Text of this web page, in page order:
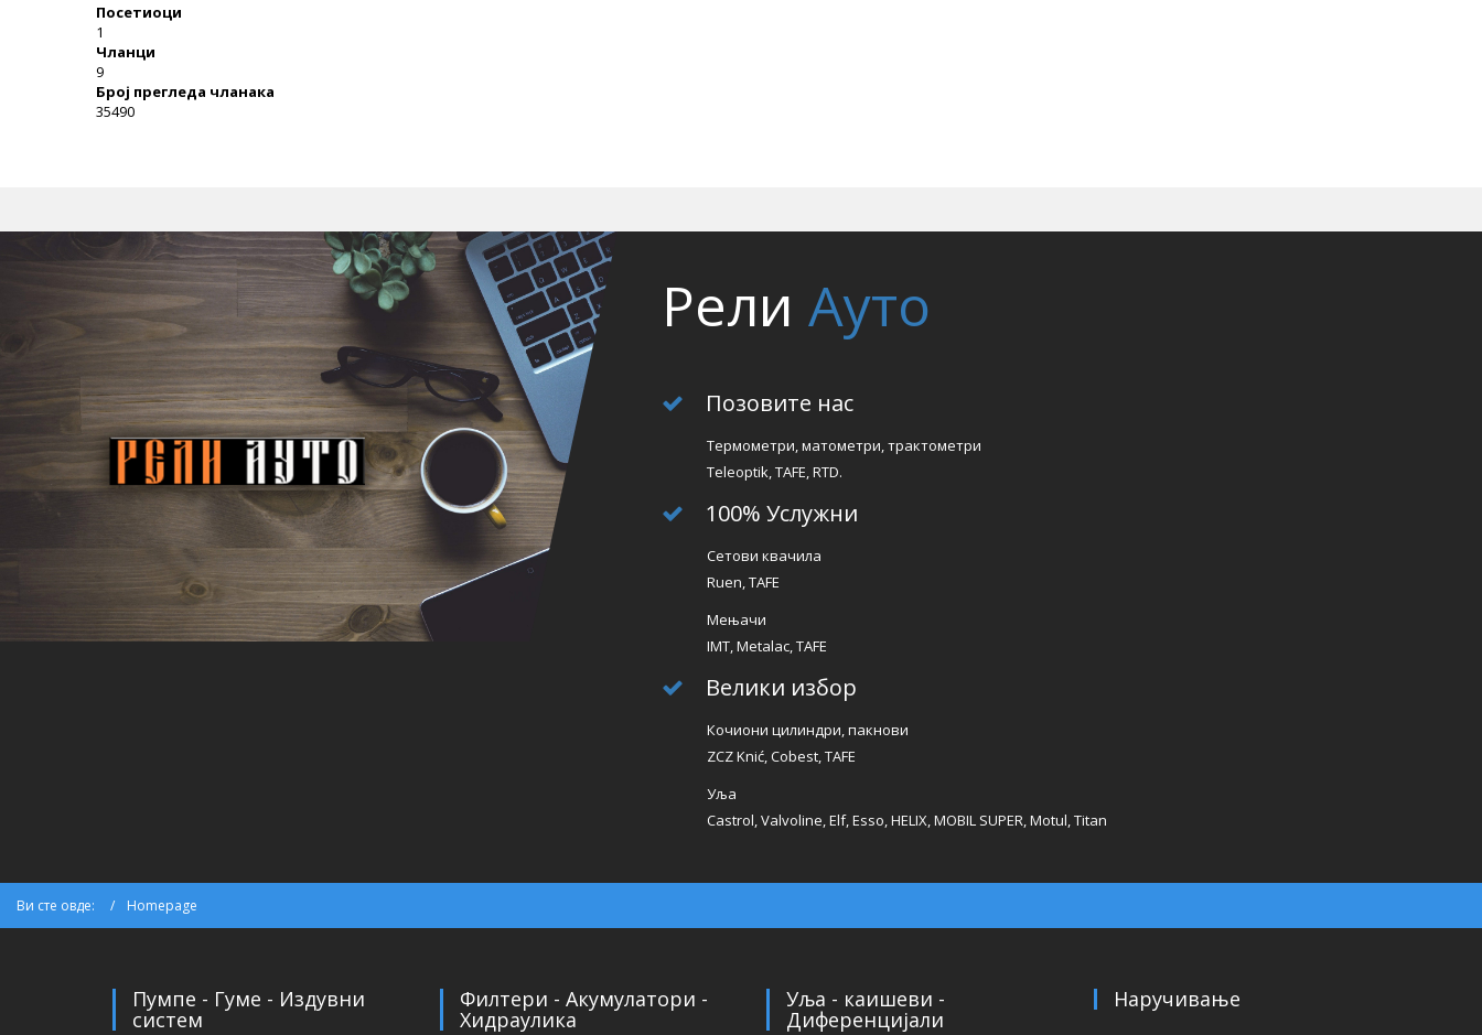
Посетиоци
1
Чланци
9
Број прегледа чланака
35490
Рели Ауто
Позовите нас
Термометри, матометри, трактометри
Teleoptik, TAFE, RTD.
100% Услужни
Сетови квачила
Ruen, TAFE
Мењачи
IMT, Metalac, TAFE
Велики избор
Кочиони цилиндри, пакнови
ZCZ Knić, Cobest, TAFE
Уља
Castrol, Valvoline, Elf, Esso, HELIX, MOBIL SUPER, Motul, Titan
Ви сте овде: Homepage
Пумпе - Гуме - Издувни
систем
Филтери - Акумулатори -
Хидраулика
Уља - каишеви -
Диференцијали
Наручивање